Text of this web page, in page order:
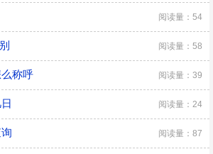
阅读量：54
阅读量：58
称呼 阅读量：39
阅读量：24
阅读量：87